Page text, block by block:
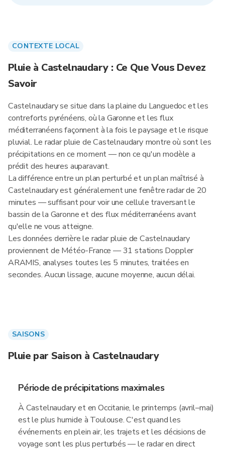
CONTEXTE LOCAL
Pluie à Castelnaudary : Ce Que Vous Devez
Savoir
Castelnaudary se situe dans la plaine du Languedoc et les
contreforts pyrénéens, où la Garonne et les flux
méditerranéens façonnent à la fois le paysage et le risque
pluvial. Le radar pluie de Castelnaudary montre où sont les
précipitations en ce moment — non ce qu'un modèle a
prédit des heures auparavant.
La différence entre un plan perturbé et un plan maîtrisé à
Castelnaudary est généralement une fenêtre radar de 20
minutes — suffisant pour voir une cellule traversant le
bassin de la Garonne et des flux méditerranéens avant
qu'elle ne vous atteigne.
Les données derrière le radar pluie de Castelnaudary
proviennent de Météo-France — 31 stations Doppler
ARAMIS, analyses toutes les 5 minutes, traitées en
secondes. Aucun lissage, aucune moyenne, aucun délai.
SAISONS
Pluie par Saison à Castelnaudary
Période de précipitations maximales
À Castelnaudary et en Occitanie, le printemps (avril–mai)
est le plus humide à Toulouse. C'est quand les
événements en plein air, les trajets et les décisions de
voyage sont les plus perturbés — le radar en direct